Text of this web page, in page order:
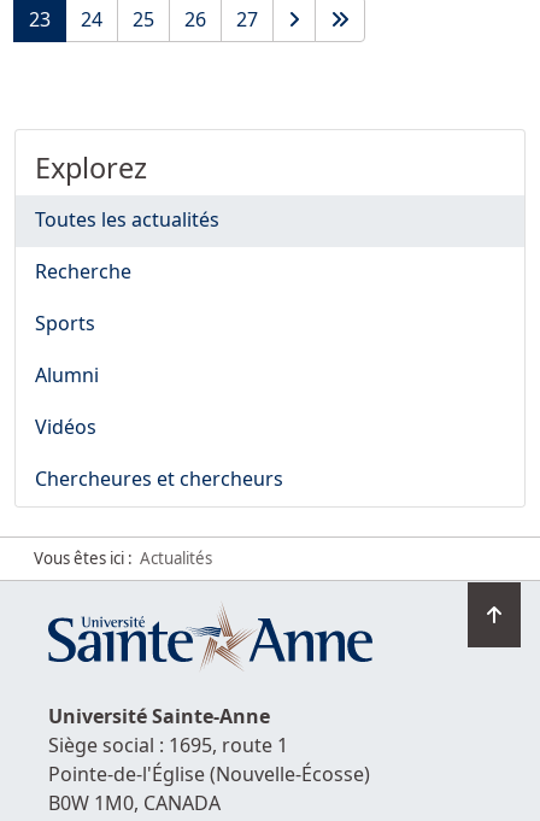
23
24 25 26 27
Explorez
Toutes les actualités
Recherche
Sports
Alumni
Vidéos
Chercheures et chercheurs
Vous êtes ici : Actualités
en
UniversitéSainte-Anne
Siège social : 1695, route 1
Pointe-de-l'Église(Nouvelle-Écosse)
B0W 1M0, CANADA